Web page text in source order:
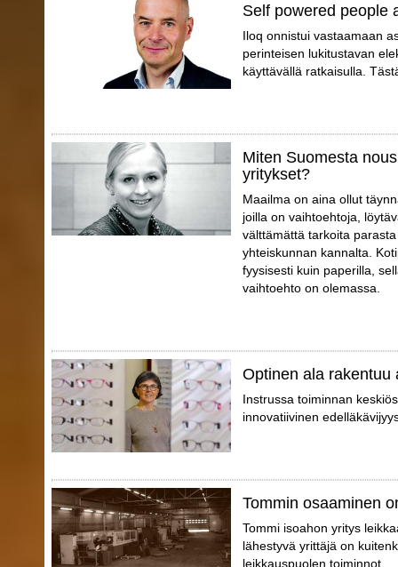
Self powered people
Iloq onnistui vastaamaan
perinteisen lukitustavan
käyttävällä ratkaisulla.
Miten Suomesta
yritykset?
Maailma on aina ollut
joilla on vaihtoehtoja,
välttämättä tarkoita
yhteiskunnan kannalta.
fyysisesti kuin paperilla,
vaihtoehto on olemassa.
Optinen ala rakentuu
Instrussa toiminnan
innovatiivinen
Tommin osaaminen
Tommi isoahon yritys
lähestyvä yrittäjä on
leikkauspuolen toiminnot.